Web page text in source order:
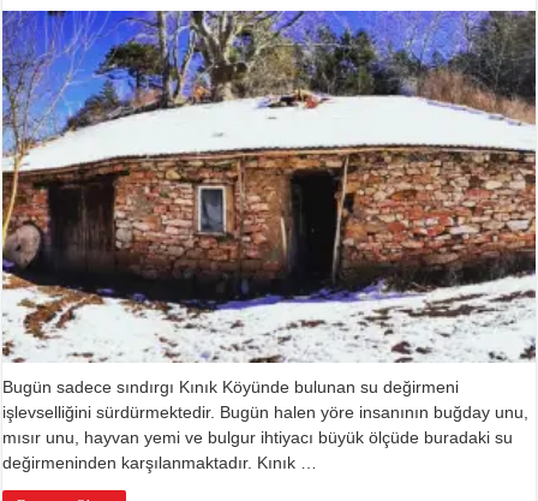
Tarihi
Su
Değirmeni
için
Bugün sadece sındırgı Kınık Köyünde bulunan su değirmeni
işlevselliğini sürdürmektedir. Bugün halen yöre insanının buğday unu,
mısır unu, hayvan yemi ve bulgur ihtiyacı büyük ölçüde buradaki su
değirmeninden karşılanmaktadır. Kınık …